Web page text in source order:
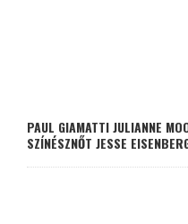
PAUL GIAMATTI JULIANNE
SZÍNÉSZNŐT JESSE